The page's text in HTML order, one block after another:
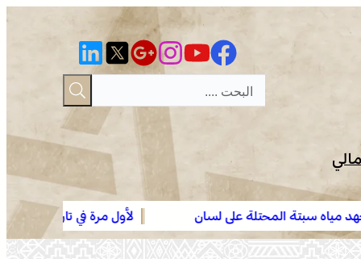
لسان
لأول مرة في تاريخه .. موسم مولاي عبد الله أمغار
بـ”السلكة” تأكيدا لبعده الروحي
وجدة .. توقيف هولندي مبحوث عنه دولياً من طرف
“الأنتربول” للاشتباه في ارتباطه بشبكة إجرامية عابرة